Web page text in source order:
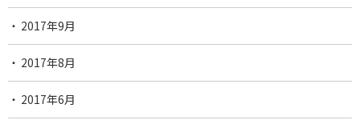
2017年9月
2017年8月
2017年6月